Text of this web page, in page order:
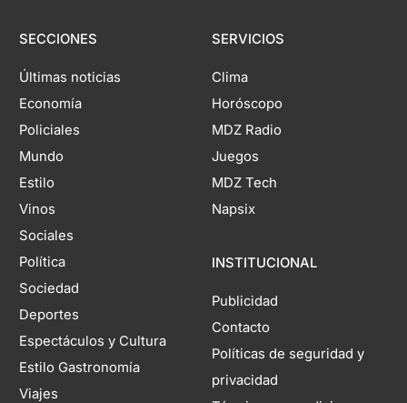
SECCIONES
Últimas noticias
Economía
Policiales
Mundo
Estilo
Vinos
Sociales
Política
Sociedad
Deportes
Espectáculos y Cultura
Estilo Gastronomía
Viajes
SERVICIOS
Clima
Horóscopo
MDZ Radio
Juegos
MDZ Tech
Napsix
INSTITUCIONAL
Publicidad
Contacto
Políticas de seguridad y
privacidad